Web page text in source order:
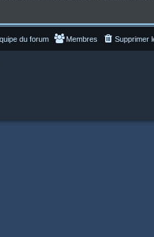
Supprimer
Membres
du forum